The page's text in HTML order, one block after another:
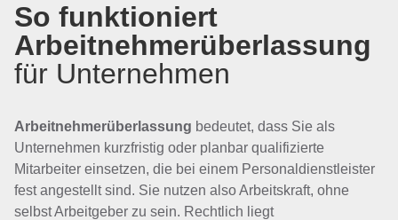
So funktioniert
Arbeitnehmerüberlassung
für Unternehmen
Arbeitnehmerüberlassung bedeutet, dass Sie als
Unternehmen kurzfristig oder planbar qualifizierte
Mitarbeiter einsetzen, die bei einem Personaldienstleister
fest angestellt sind. Sie nutzen also Arbeitskraft, ohne
selbst Arbeitgeber zu sein. Rechtlich liegt